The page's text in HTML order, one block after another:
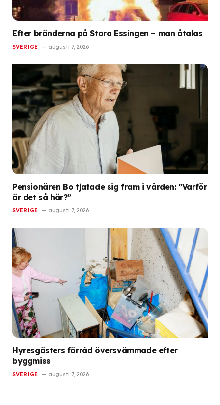
Efter bränderna på Stora Essingen – man åtalas
SVERIGE augusti 7, 2026
Pensionären Bo tjatade sig fram i vården: ”Varför
är det så här?”
SVERIGE augusti 7, 2026
Hyresgästers förråd översvämmade efter
byggmiss
SVERIGE augusti 7, 2026